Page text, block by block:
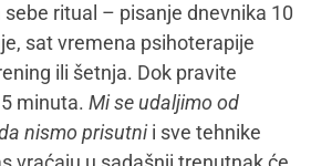
koja nosimo iz svojih
koja treba uskladiti i izgraditi
dolaskom novog člana porodice
pitanje. Upravo zbog toga je
budu uključena u pripremu i